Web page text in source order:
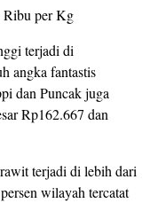
Ribu per Kg
terjadi di
angka fantastis
dan Puncak juga
Rp162.667 dan
terjadi di lebih dari
wilayah tercatat